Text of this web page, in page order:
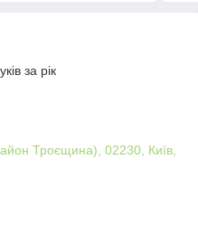
за рік
Троєщина), 02230, Київ,